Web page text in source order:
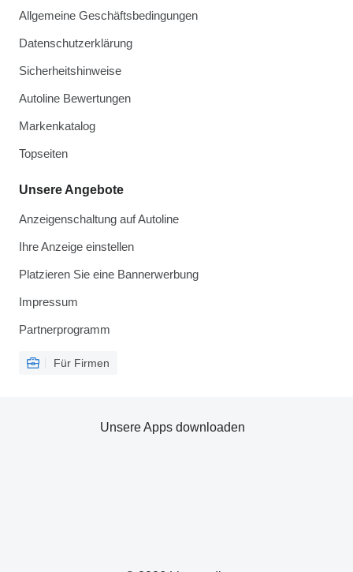
Allgemeine Geschäftsbedingungen
Datenschutzerklärung
Sicherheitshinweise
Autoline Bewertungen
Markenkatalog
Topseiten
Unsere Angebote
Anzeigenschaltung auf Autoline
Ihre Anzeige einstellen
Platzieren Sie eine Bannerwerbung
Impressum
Partnerprogramm
Für Firmen
Unsere Apps downloaden